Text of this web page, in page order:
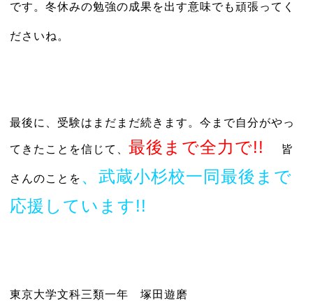
です。冬休みの勉強の成果を出す意味でも頑張ってく
ださいね。
最後に、受験はまだまだ続きます。今まで自分がやっ
てきたことを信じて、 最後まで全力で!! 皆
さんのことを 、武蔵小杉校一同最後まで
応援しています!!
東京大学文科三類一年 塚田遊磨